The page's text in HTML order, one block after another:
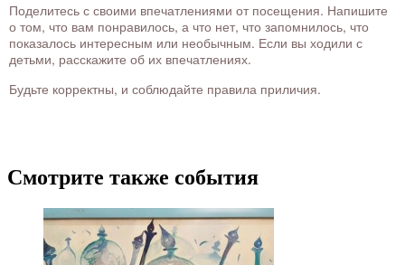
Поделитесь с своими впечатлениями от посещения. Напишите
о том, что вам понравилось, а что нет, что запомнилось, что
показалось интересным или необычным. Если вы ходили с
детьми, расскажите об их впечатлениях.
Будьте корректны, и соблюдайте правила приличия.
Смотрите также события